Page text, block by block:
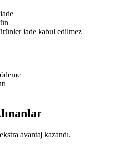
iade kabul edilmez
ekstra avantaj kazandı.